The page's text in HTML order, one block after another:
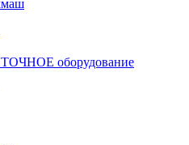
оборудование